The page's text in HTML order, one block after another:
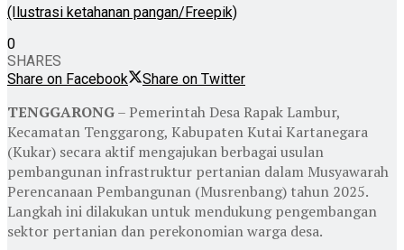
(Ilustrasi ketahanan pangan/Freepik)
0
SHARES
Share on Facebook
Share on Twitter
TENGGARONG– Pemerintah Desa Rapak Lambur,
Kecamatan Tenggarong, Kabupaten Kutai Kartanegara
(Kukar) secara aktif mengajukan berbagai usulan
pembangunan infrastruktur pertanian dalam Musyawarah
Perencanaan Pembangunan (Musrenbang) tahun 2025.
Langkah ini dilakukan untuk mendukung pengembangan
sektor pertanian dan perekonomian warga desa.